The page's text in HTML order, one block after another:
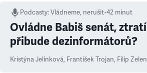
Podcasty:Vládneme, nerušit•42 minut
Ovládne Babiš senát,
přibude dezinformátorů?
Kristýna Jelínková, František Trojan, Filip